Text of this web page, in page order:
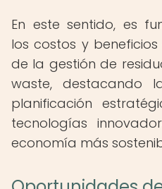
En este sentido, es
los costos y
de la gestión de
waste, destacando
planificación
tecnologías
economía más